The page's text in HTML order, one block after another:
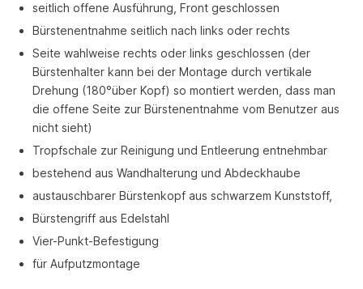
seitlich offene Ausführung, Front geschlossen
Bürstenentnahme seitlich nach links oder rechts
Seite wahlweise rechts oder links geschlossen (der
Bürstenhalter kann bei der Montage durch vertikale
Drehung (180°über Kopf) so montiert werden, dass man
die offene Seite zur Bürstenentnahme vom Benutzer aus
nicht sieht)
Tropfschale zur Reinigung und Entleerung entnehmbar
bestehend aus Wandhalterung und Abdeckhaube
austauschbarer Bürstenkopf aus schwarzem Kunststoff,
Bürstengriff aus Edelstahl
Vier-Punkt-Befestigung
für Aufputzmontage